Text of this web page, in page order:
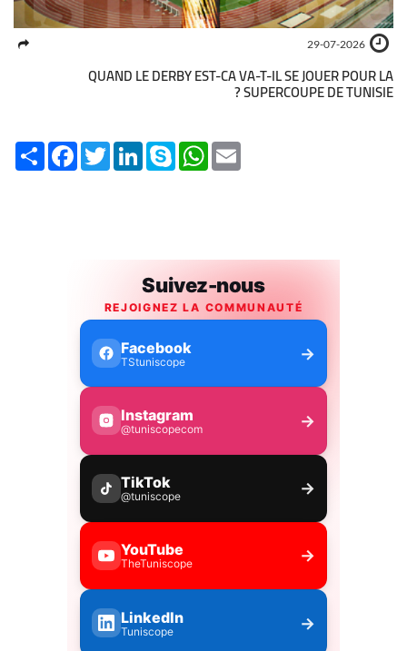
29-07-2026
QUAND LE DERBY EST-CA VA-T-IL SE JOUER POUR LA
SUPERCOUPE DE TUNISIE ?
Share FacebookTwitterLinkedInSkype WhatsApp